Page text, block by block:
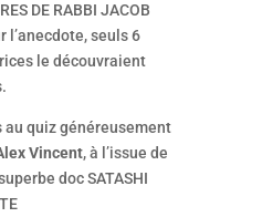
DE RABBI JACOB
l’anecdote, seuls 6
le découvraient
au quiz généreusement
Vincent, à l’issue de
doc SATASHI